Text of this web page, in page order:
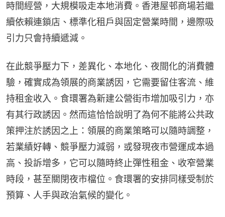
時間經營，大規模吸走本地消費。香港屋邨商場若繼
續依賴連鎖店、標準化租戶與固定營業時間，邊際吸
引力只會持續遞減。
在此競爭壓力下，差異化、本地化、夜間化的消費體
驗，確實成為領展的商業誘因，它需要留住客流、維
持租金收入。食環署為新建公營街市增加吸引力，亦
有其行政誘因。然而這恰恰說明了為何不能將公共政
策押注於誘因之上：領展的商業策略可以隨時調整，
若業績好轉、競爭壓力減弱，或發現夜市營運成本過
高、投訴增多，它可以隨時終止彈性租金、收窄營業
時段，甚至關閉夜市檔位。食環署的安排同樣受制於
預算、人手與政治氣候的變化。